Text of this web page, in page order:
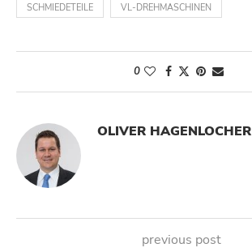
SCHMIEDETEILE VL-DREHMASCHINEN
0
OLIVER HAGENLOCHER
previous post